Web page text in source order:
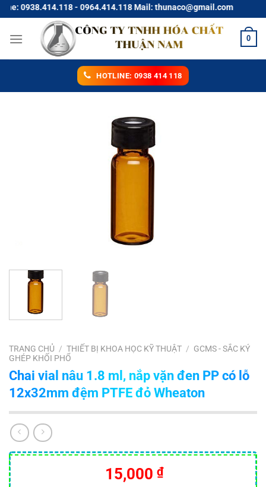
Chuyển
đến
nội
- 0964.414.118 Mail: thunaco@gmail.com
0
HOTLINE: 0938 414 118
TRANG CHỦ / THIẾT BỊ KHOA HỌC KỸ THUẬT / GCMS - SẮC KÝ
GHÉP KHỐI PHỔ
Chai vial nâu 1.8 ml, nắp vặn đen PP có lỗ
12x32mm đệm PTFE đỏ Wheaton
15,000 ₫